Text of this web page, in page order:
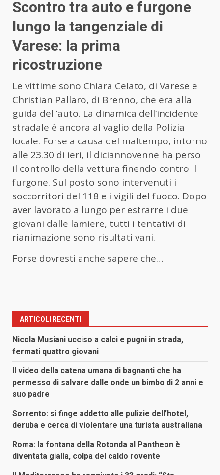
Scontro tra auto e furgone
lungo la tangenziale di
Varese: la prima
ricostruzione
Le vittime sono Chiara Celato, di Varese e
Christian Pallaro, di Brenno, che era alla
guida dell’auto. La dinamica dell’incidente
stradale è ancora al vaglio della Polizia
locale. Forse a causa del maltempo, intorno
alle 23.30 di ieri, il diciannovenne ha perso
il controllo della vettura finendo contro il
furgone. Sul posto sono intervenuti i
soccorritori del 118 e i vigili del fuoco. Dopo
aver lavorato a lungo per estrarre i due
giovani dalle lamiere, tutti i tentativi di
rianimazione sono risultati vani.
Forse dovresti anche sapere che…
ARTICOLI RECENTI
Nicola Musiani ucciso a calci e pugni in strada,
fermati quattro giovani
Il video della catena umana di bagnanti che ha
permesso di salvare dalle onde un bimbo di 2 anni e
suo padre
Sorrento: si finge addetto alle pulizie dell’hotel,
deruba e cerca di violentare una turista australiana
Roma: la fontana della Rotonda al Pantheon è
diventata gialla, colpa del caldo rovente